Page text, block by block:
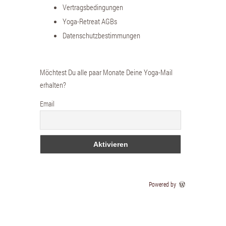
Vertragsbedingungen
Yoga-Retreat AGBs
Datenschutzbestimmungen
Möchtest Du alle paar Monate Deine Yoga-Mail
erhalten?
Email
Powered by